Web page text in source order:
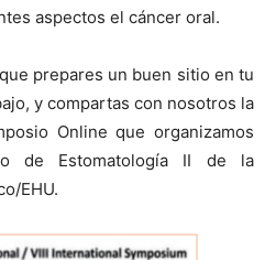
aspectos el cáncer oral.
prepares un buen sitio en tu
y compartas con nosotros la
Online que organizamos
de Estomatología II de la
EHU.